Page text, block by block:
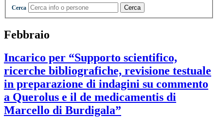
Cerca Cerca
Febbraio
Incarico per “Supporto scientifico,
ricerche bibliografiche, revisione testuale
in preparazione di indagini su commento
a Querolus e il de medicamentis di
Marcello di Burdigala”